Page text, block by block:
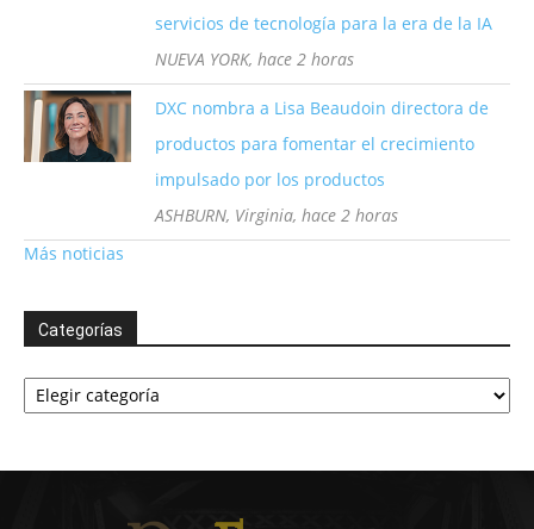
servicios de tecnología para la era de la IA
NUEVA YORK, hace 2 horas
DXC nombra a Lisa Beaudoin directora de
productos para fomentar el crecimiento
impulsado por los productos
ASHBURN, Virginia, hace 2 horas
Más noticias
Categorías
Categorías